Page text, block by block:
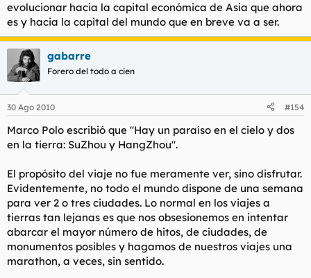
evolucionar hacia la capital económica de Asia que ahora
es y hacia la capital del mundo que en breve va a ser.
gabarre
Forero del todo a cien
30 Ago 2010 #154
Marco Polo escribió que "Hay un paraíso en el cielo y dos
en la tierra: SuZhou y HangZhou".
El propósito del viaje no fue meramente ver, sino disfrutar.
Evidentemente, no todo el mundo dispone de una semana
para ver 2 o tres ciudades. Lo normal en los viajes a
tierras tan lejanas es que nos obsesionemos en intentar
abarcar el mayor número de hitos, de ciudades, de
monumentos posibles y hagamos de nuestros viajes una
marathon, a veces, sin sentido.